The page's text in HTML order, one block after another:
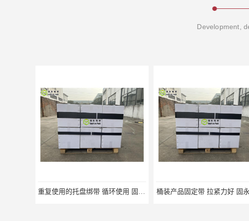
Development,
重复使用的托盘绑带 循环使用 固永包材 桶装产品固定带 拉紧力好 固永包